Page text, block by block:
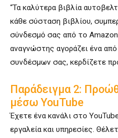
“Τα καλύτερα βιβλία
κάθε σύσταση βιβλίου,
σύνδεσμό σας από το
αναγνώστης αγοράζει ένα
συνδέσμων σας, κερδίζετε
Παράδειγμα 2:
μέσω YouTube
Έχετε ένα κανάλι στο
εργαλεία και υπηρεσίες.